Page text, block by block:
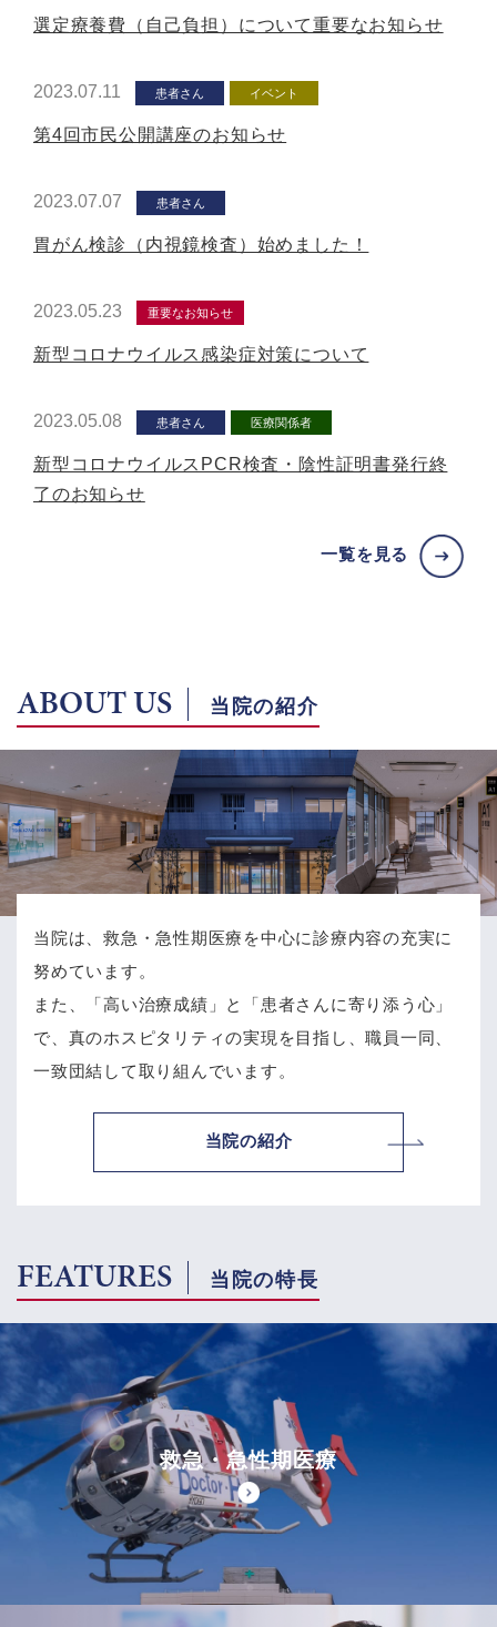
選定療養費（自己負担）について重要なお知らせ
2023.07.11 患者さん イベント
第4回市民公開講座のお知らせ
2023.07.07 患者さん
胃がん検診（内視鏡検査）始めました！
2023.05.23 重要なお知らせ
新型コロナウイルス感染症対策について
2023.05.08 患者さん 医療関係者
新型コロナウイルスPCR検査・陰性証明書発行終
了のお知らせ
一覧を見る
ABOUT US 当院の紹介
当院は、救急・急性期医療を中心に診療内容の充実に
努めています。
また、「高い治療成績」と「患者さんに寄り添う心」
で、 真のホスピタリティの実現を目指し、職員一同、
一致団結して取り組んでいます。
当院の紹介
FEATURES 当院の特長
救急・急性期医療